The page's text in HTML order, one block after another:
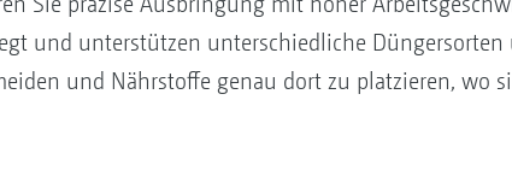
und unterstützen unterschiedliche
und Nährstoffe genau dort zu platzieren, wo